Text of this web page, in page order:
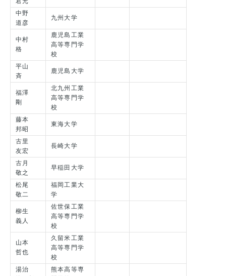
中野
道彦
九州大学
中村
格
鹿児島工業
高等専門学
校
平山
斉
鹿児島大学
福澤
剛
北九州工業
高等専門学
校
藤本
邦昭
東海大学
古里
友宏
長崎大学
古月
敬之
早稲田大学
松尾
敬二
福岡工業大
学
柳生
義人
佐世保工業
高等専門学
校
山本
哲也
久留米工業
高等専門学
校
湯治
熊本高等専